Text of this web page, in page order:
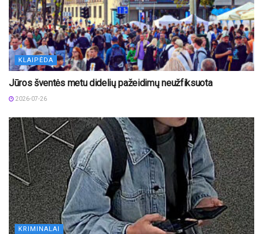
KLAIPĖDA
Jūros šventės metu didelių pažeidimų neužfiksuota
2026-07-26
KRIMINALAI